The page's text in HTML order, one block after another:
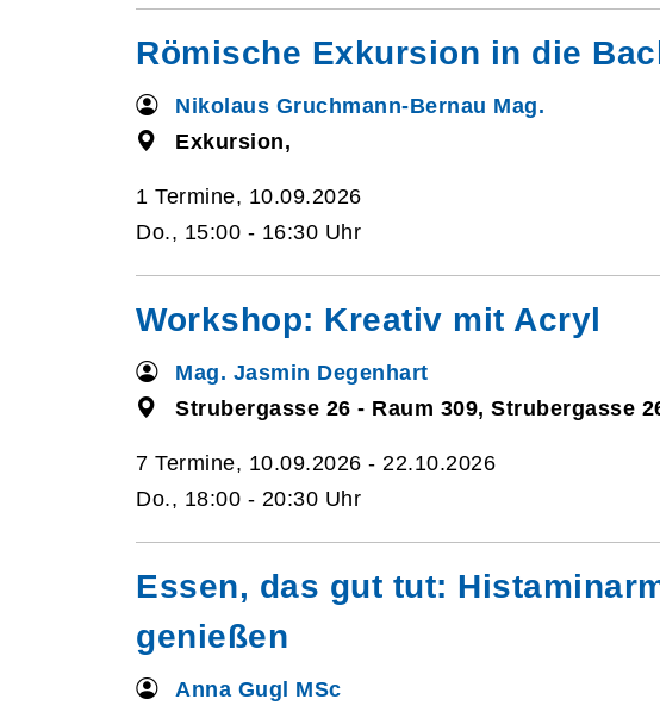
Römische Exkursion in die
Nikolaus Gruchmann-Bernau Mag.
Exkursion,
1 Termine, 10.09.2026
Do., 15:00 - 16:30 Uhr
Workshop: Kreativ mit Acryl
Mag. Jasmin Degenhart
Strubergasse 26 - Raum 309, Strubergasse
7 Termine, 10.09.2026 - 22.10.2026
Do., 18:00 - 20:30 Uhr
Essen, das gut tut:
genießen
Anna Gugl MSc